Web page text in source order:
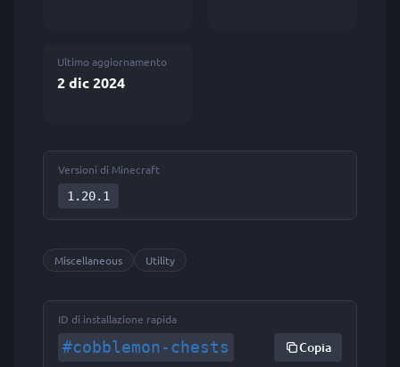
Ultimo aggiornamento
2 dic 2024
Versioni di Minecraft
1.20.1
Miscellaneous Utility
ID di installazione rapida
#cobblemon-chests Copia